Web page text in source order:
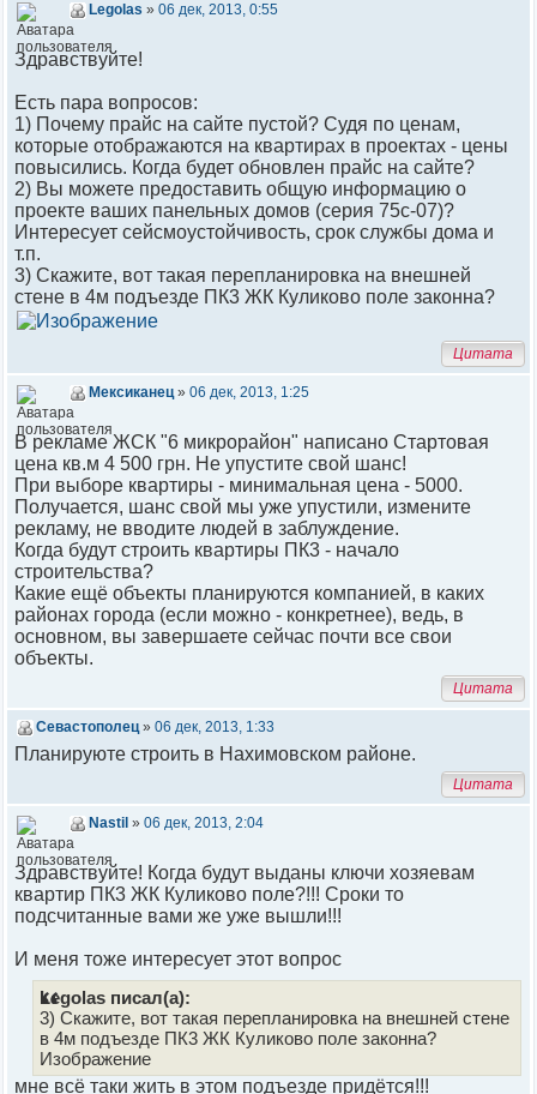
Legolas » 06 дек, 2013, 0:55
Здравствуйте!
Есть пара вопросов:
1) Почему прайс на сайте пустой? Судя по ценам,
которые отображаются на квартирах в проектах - цены
повысились. Когда будет обновлен прайс на сайте?
2) Вы можете предоставить общую информацию о
проекте ваших панельных домов (серия 75с-07)?
Интересует сейсмоустойчивость, срок службы дома и
т.п.
3) Скажите, вот такая перепланировка на внешней
стене в 4м подъезде ПК3 ЖК Куликово поле законна?
Цитата
Мексиканец» 06 дек, 2013, 1:25
В рекламе ЖСК "6 микрорайон" написано Стартовая
цена кв.м 4 500 грн. Не упустите свой шанс!
При выборе квартиры - минимальная цена - 5000.
Получается, шанс свой мы уже упустили, измените
рекламу, не вводите людей в заблуждение.
Когда будут строить квартиры ПК3 - начало
строительства?
Какие ещё объекты планируются компанией, в каких
районах города (если можно - конкретнее), ведь, в
основном, вы завершаете сейчас почти все свои
объекты.
Цитата
Севастополец» 06 дек, 2013, 1:33
Планируюте строить в Нахимовском районе.
Цитата
Nastil » 06 дек, 2013, 2:04
Здравствуйте! Когда будут выданы ключи хозяевам
квартир ПК3 ЖК Куликово поле?!!! Сроки то
подсчитанные вами же уже вышли!!!
И меня тоже интересует этот вопрос
Legolas писал(а):
3) Скажите, вот такая перепланировка на внешней стене
в 4м подъезде ПК3 ЖК Куликово поле законна?
Изображение
мне всё таки жить в этом подъезде придётся!!!